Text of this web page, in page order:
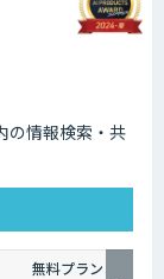
の情報検索・共
無料プラン